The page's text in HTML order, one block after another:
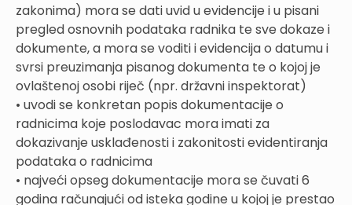
zakonima) mora se dati uvid u evidencije i u pisani
pregled osnovnih podataka radnika te sve dokaze i
dokumente, a mora se voditi i evidencija o datumu i
svrsi preuzimanja pisanog dokumenta te o kojoj je
ovlaštenoj osobi riječ (npr. državni inspektorat)
• uvodi se konkretan popis dokumentacije o
radnicima koje poslodavac mora imati za
dokazivanje usklađenosti i zakonitosti evidentiranja
podataka o radnicima
• najveći opseg dokumentacije mora se čuvati 6
godina računajući od isteka godine u kojoj je prestao